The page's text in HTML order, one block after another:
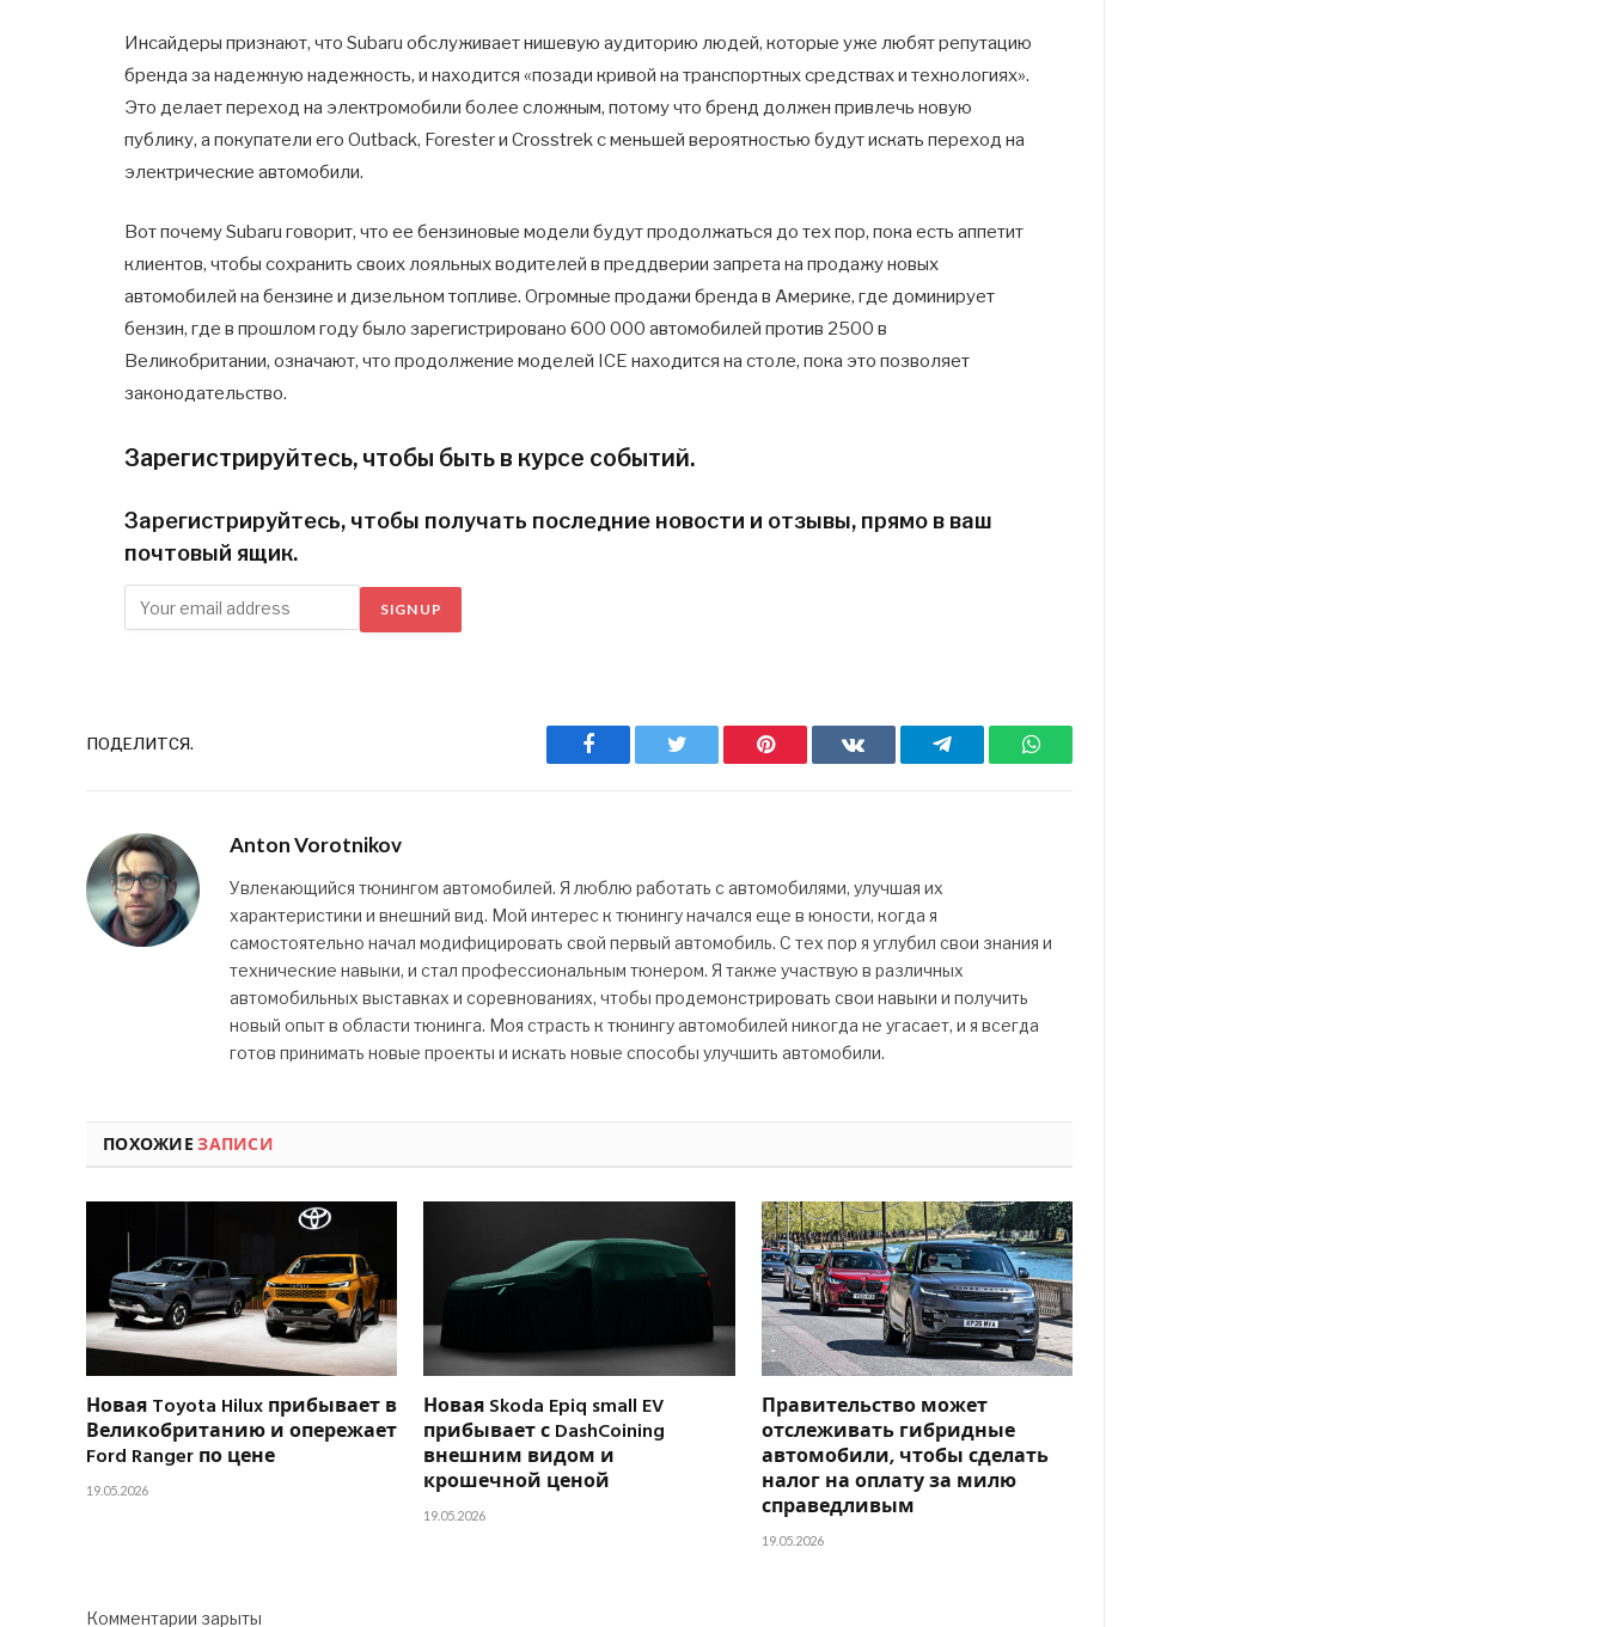
Инсайдеры признают, что Subaru обслуживает нишевую аудиторию людей, которые уже любят репутацию
бренда за надежную надежность, и находится «позади кривой на транспортных средствах и технологиях».
Это делает переход на электромобили более сложным, потому что бренд должен привлечь новую
публику, а покупатели его Outback, Forester и Crosstrek с меньшей вероятностью будут искать переход на
электрические автомобили.
Вот почему Subaru говорит, что ее бензиновые модели будут продолжаться до тех пор, пока есть аппетит
клиентов, чтобы сохранить своих лояльных водителей в преддверии запрета на продажу новых
автомобилей на бензине и дизельном топливе. Огромные продажи бренда в Америке, где доминирует
бензин, где в прошлом году было зарегистрировано 600 000 автомобилей против 2500 в
Великобритании, означают, что продолжение моделей ICE находится на столе, пока это позволяет
законодательство.
Зарегистрируйтесь, чтобы быть в курсе событий.
Зарегистрируйтесь, чтобы получать последние новости и отзывы, прямо в ваш
почтовый ящик.
SIGN UP
ПОДЕЛИТСЯ. Facebook Twitter Pinterest ВКонтактеTelegram WhatsApp
Anton Vorotnikov
Увлекающийся тюнингом автомобилей. Я люблю работать с автомобилями, улучшая их
характеристики и внешний вид. Мой интерес к тюнингу начался еще в юности, когда я
самостоятельно начал модифицировать свой первый автомобиль. С тех пор я углубил свои знания и
технические навыки, и стал профессиональным тюнером. Я также участвую в различных
автомобильных выставках и соревнованиях, чтобы продемонстрировать свои навыки и получить
новый опыт в области тюнинга. Моя страсть к тюнингу автомобилей никогда не угасает, и я всегда
готов принимать новые проекты и искать новые способы улучшить автомобили.
ПОХОЖИЕЗАПИСИ
Новая Toyota Hilux прибывает в
Великобританию и опережает
Ford Ranger по цене
19.05.2026
Новая Skoda Epiq small EV
прибывает с DashCoining
внешним видом и
крошечной ценой
19.05.2026
Правительство может
отслеживать гибридные
автомобили, чтобы сделать
налог на оплату за милю
справедливым
19.05.2026
Комментарии зарыты